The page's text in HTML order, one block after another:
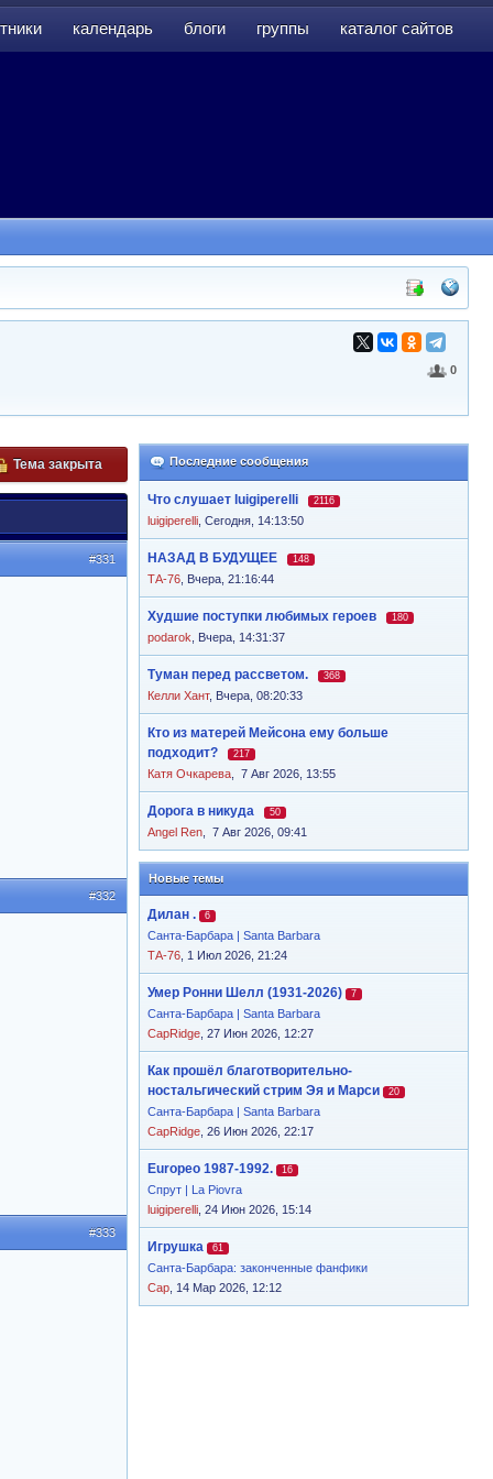
календарь блоги группы каталог сайтов
0
Последние сообщения
Что слушает luigiperelli 2116
luigiperelli Сегодня, 14:13:50
НАЗАД В БУДУЩЕЕ 148
ТА-76 Вчера, 21:16:44
Худшие поступки любимых героев 180
podarok Вчера, 14:31:37
Туман перед рассветом. 368
Келли Хант, Вчера, 08:20:33
Кто из матерей Мейсона ему больше
подходит?
217
Катя Очкарева 7 Авг 2026, 13:55
Дорога в никуда 50
Angel Ren 7 Авг 2026, 09:41
Новые темы
Дилан . 6
Санта-Барбара | Santa Barbara
ТА-76 , 1 Июл 2026, 21:24
Умер Ронни Шелл (1931-2026) 7
Санта-Барбара | Santa Barbara
CapRidge , 27 Июн 2026, 12:27
Как прошёл благотворительно-
ностальгический стрим Эя и Марси
20
Санта-Барбара | Santa Barbara
CapRidge , 26 Июн 2026, 22:17
Europeo 1987-1992. 16
Спрут | La Piovra
luigiperelli , 24 Июн 2026, 15:14
Игрушка 61
Санта-Барбара: законченные фанфики
Cap , 14 Мар 2026, 12:12
Тема закрыта
#331
#332
#333